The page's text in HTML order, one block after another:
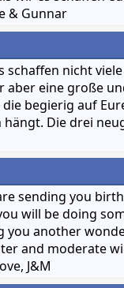
& Gunnar
schaffen nicht
aber eine große
begierig auf
Die drei
sending you
will be doing
you another
and moderate
J&M